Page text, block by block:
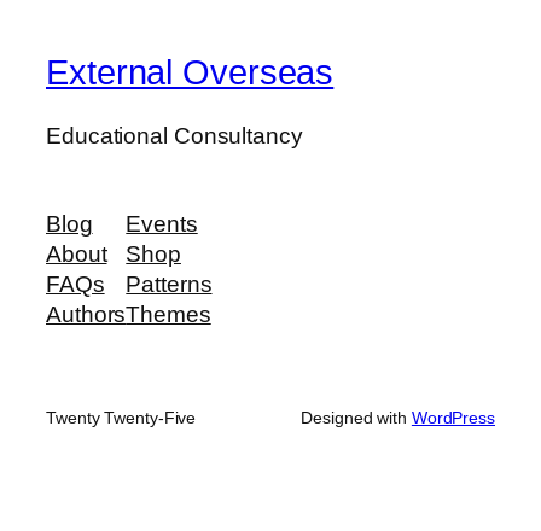
External Overseas
Educational Consultancy
Blog
About
FAQs
Authors
Events
Shop
Patterns
Themes
Twenty Twenty-Five Designed with WordPress